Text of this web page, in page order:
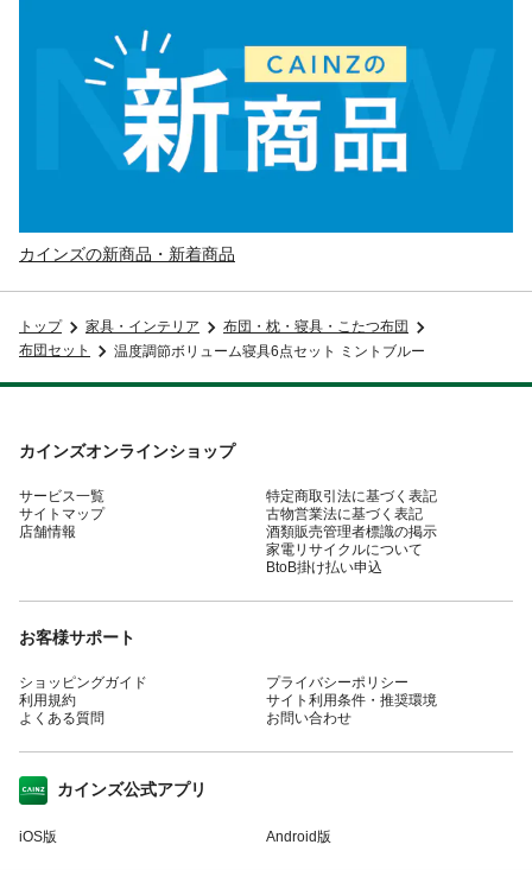
カインズの新商品・新着商品
トップ 家具・インテリア
布団・枕・寝具・こたつ布団
布団セット
温度調節ボリューム寝具6点セット ミントブルー
カインズオンラインショップ
サービス一覧
サイトマップ
店舗情報
特定商取引法に基づく表記
古物営業法に基づく表記
酒類販売管理者標識の掲示
家電リサイクルについて
BtoB掛け払い申込
お客様サポート
ショッピングガイド
利用規約
よくある質問
プライバシーポリシー
サイト利用条件・推奨環境
お問い合わせ
カインズ公式アプリ
iOS版 Android版